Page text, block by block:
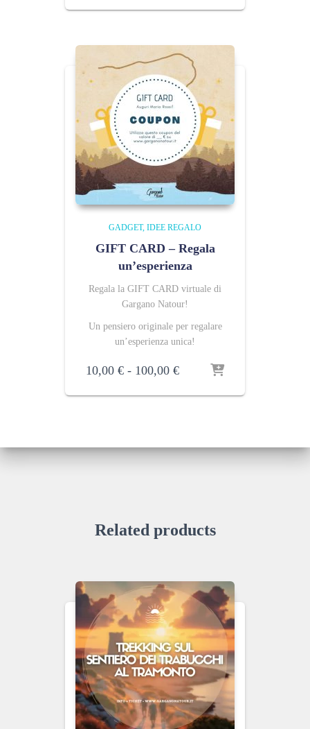
GADGET IDEE REGALO
GIFT CARD – Regala
un’esperienza
Regala la GIFT CARD virtuale di
Gargano Natour!
Un pensiero originale per regalare
un’esperienza unica!
10,00 € - 100,00 €Fascia
prezzo:
100,00 €
Related products